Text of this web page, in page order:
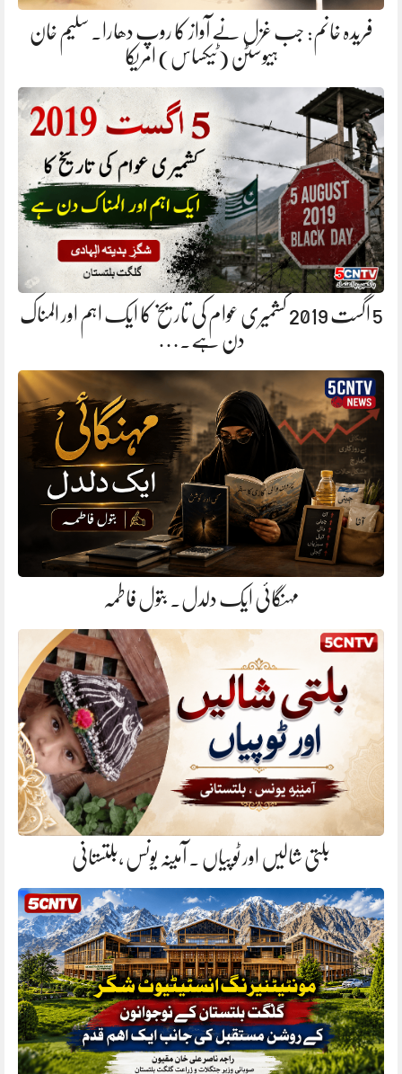
فریدہ خانم: جب غزل نے آواز کا روپ دھارا. سلیم خان
ہیوسٹن (ٹیکساس) امریکا
5 اگست 2019 کشمیری عوام کی تاریخ کا ایک اہم اور المناک
دن ہے.…
مہنگائی ایک دلدل. بتول فاطمہ
بلتی شالیں اور ٹوپیاں . آمینہ یونس ،بلتستانی